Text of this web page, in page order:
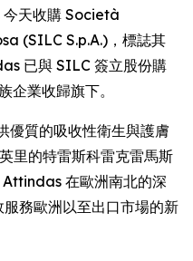
天收購 Società
(SILC S.p.A.)，標誌其
已與 SILC 簽立股份購
企業收歸旗下。
優質的吸收性衛生與護膚
里的特雷斯科雷克雷馬斯
在歐洲南北的深
務歐洲以至出口市場的新